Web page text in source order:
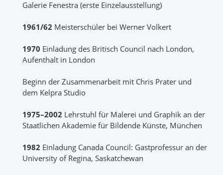
Galerie Fenestra (erste Einzelausstellung)
1961/62 Meisterschüler bei Werner Volkert
1970 Einladung des Britisch Council nach London,
Aufenthalt in London
Beginn der Zusammenarbeit mit Chris Prater und
dem Kelpra Studio
1975–2002 Lehrstuhl für Malerei und Graphik an der
Staatlichen Akademie für Bildende Künste, München
1982 Einladung Canada Council: Gastprofessur an der
University of Regina, Saskatchewan